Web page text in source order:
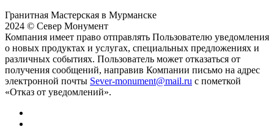
Гранитная Мастерская в Мурманске
2024 © Север Монумент
Компания имеет право отправлять Пользователю уведомления
о новых продуктах и услугах, специальных предложениях и
различных событиях. Пользователь может отказаться от
получения сообщений, направив Компании письмо на адрес
электронной почты Sever-monument@mail.ru с пометкой
«Отказ от уведомлений».